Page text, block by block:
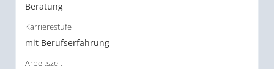
Beratung
Karrierestufe
mit Berufserfahrung
Arbeitszeit